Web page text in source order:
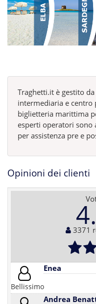
Traghetti.it è gestito
intermediaria e centro
biglietteria marittima
esperti operatori sono
per assistenza pre e
Opinioni dei clienti
3371
Enea
Bellissimo
Andrea